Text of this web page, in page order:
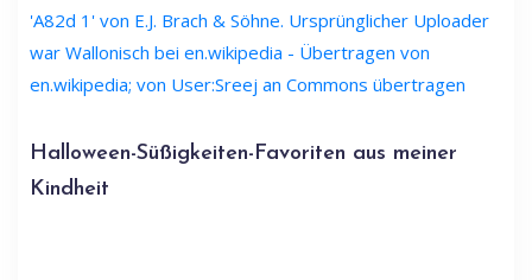
'A82d 1' von E.J. Brach & Söhne. Ursprünglicher Uploader
war Wallonisch bei en.wikipedia - Übertragen von
en.wikipedia; von User:Sreej an Commons übertragen
Halloween-Süßigkeiten-Favoriten aus meiner
Kindheit